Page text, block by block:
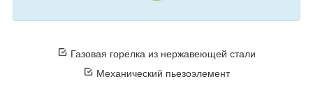
Газовая горелка из нержавеющей стали
Механический пьезоэлемент